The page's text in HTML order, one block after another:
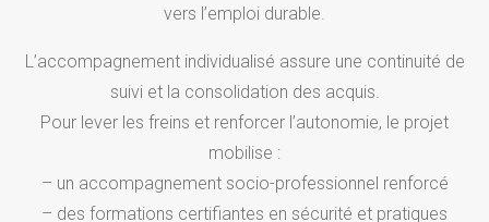
vers l’emploi durable.
L’accompagnement individualisé assure une continuité de
suivi et la consolidation des acquis.
Pour lever les freins et renforcer l’autonomie, le projet
mobilise :
– un accompagnement socio-professionnel renforcé
– des formations certifiantes en sécurité et pratiques